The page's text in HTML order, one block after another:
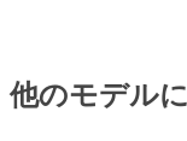
他のモデル